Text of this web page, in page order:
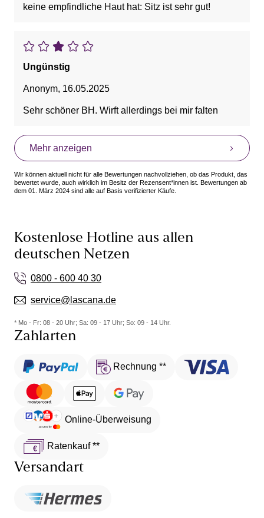
keine empfindliche Haut hat: Sitz ist sehr gut!
Ungünstig
Anonym, 16.05.2025
Sehr schöner BH. Wirft allerdings bei mir falten
Mehr anzeigen
Wir können aktuell nicht für alle Bewertungen nachvollziehen, ob das Produkt, das
bewertet wurde, auch wirklich im Besitz der Rezensent*innen ist. Bewertungen ab
dem 01. März 2024 sind alle auf Basis verifizierter Käufe.
Kostenlose Hotline aus allen
deutschen Netzen
0800 - 600 40 30
service@lascana.de
* Mo - Fr: 08 - 20 Uhr; Sa: 09 - 17 Uhr; So: 09 - 14 Uhr.
Zahlarten
Rechnung **
Online-Überweisung
Ratenkauf **
Versandart